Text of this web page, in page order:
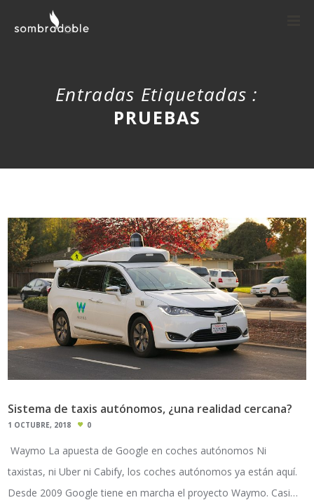
Entradas Etiquetadas :
PRUEBAS
Sistema de taxis autónomos, ¿una realidad cercana?
1 OCTUBRE, 2018 0
Waymo La apuesta de Google en coches autónomos Ni
taxistas, ni Uber ni Cabify, los coches autónomos ya están aquí.
Desde 2009 Google tiene en marcha el proyecto Waymo. Casi…